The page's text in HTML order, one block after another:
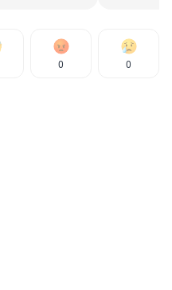
0 0